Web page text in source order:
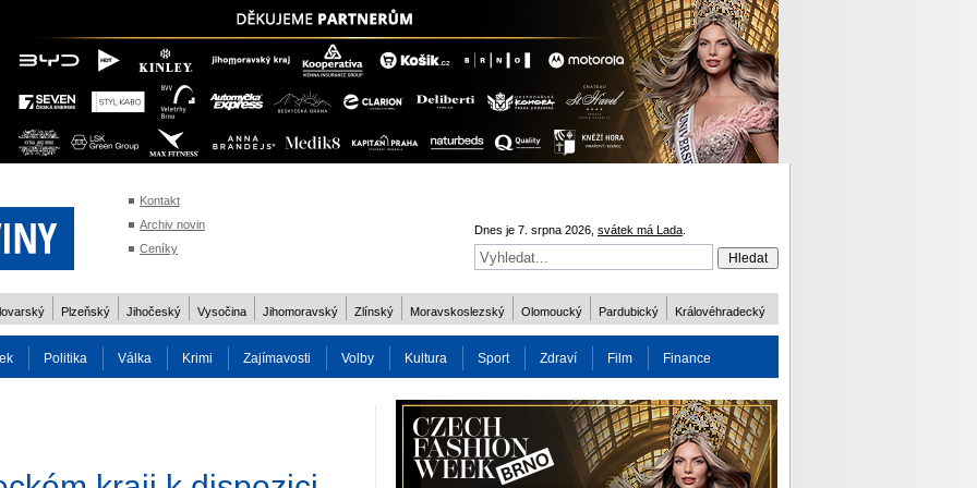
Kontakt
Archiv novin
Ceníky
Dnes je 7. srpna 2026, svátek má Lada
Plzeňský Jihočeský Vysočina Jihomoravský Zlínský Moravskoslezský Olomoucký Pardubický Královéhradecký
Politika Válka Krimi Zajímavosti Volby Kultura Sport Zdraví Film Finance
Charita Osobnost Více ODM 2016